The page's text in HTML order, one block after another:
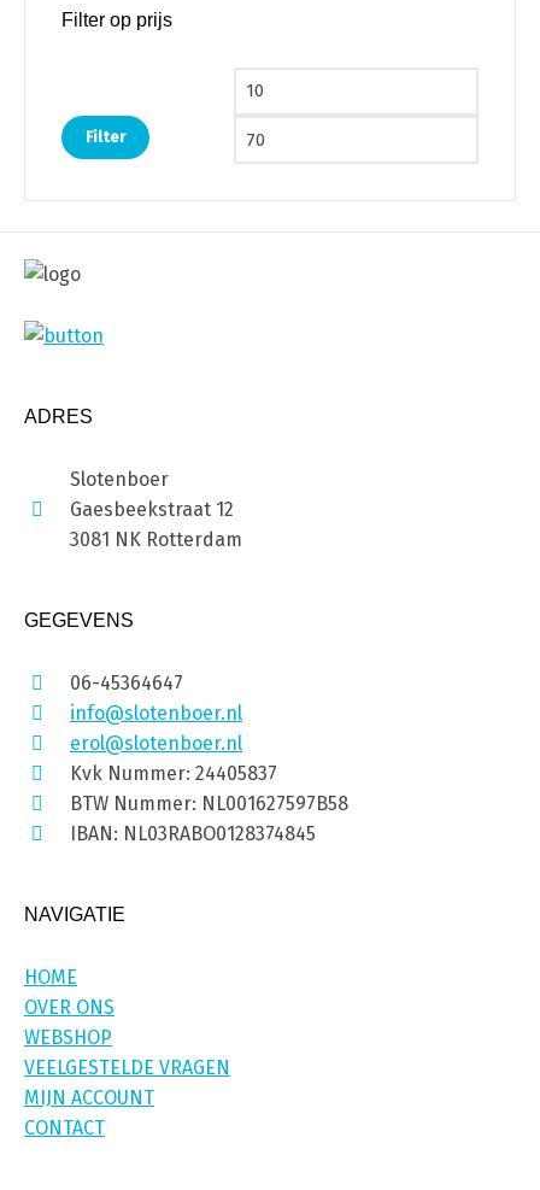
Filter op prijs
Min. prijs
Filter
ADRES
Slotenboer
Gaesbeekstraat 12
3081 NK Rotterdam
GEGEVENS
06-45364647
info@slotenboer.nl
erol@slotenboer.nl
Kvk Nummer: 24405837
BTW Nummer: NL001627597B58
IBAN: NL03RABO0128374845
NAVIGATIE
HOME
OVER ONS
WEBSHOP
VEELGESTELDE VRAGEN
MIJN ACCOUNT
CONTACT